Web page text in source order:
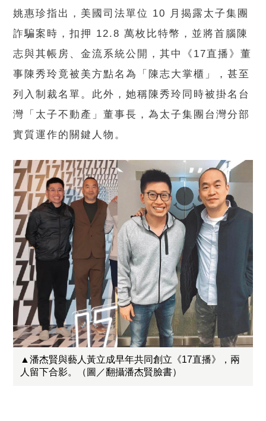
姚惠珍指出，美國司法單位 10 月揭露太子集團
詐騙案時，扣押 12.8 萬枚比特幣，並將首腦陳
志與其帳房、金流系統公開，其中《17直播》董
事陳秀玲竟被美方點名為「陳志大掌櫃」，甚至
列入制裁名單。此外，她稱陳秀玲同時被掛名台
灣「太子不動產」董事長，為太子集團台灣分部
實質運作的關鍵人物。
▲潘杰賢與藝人黃立成早年共同創立《17直播》，兩
人留下合影。（圖／翻攝潘杰賢臉書）